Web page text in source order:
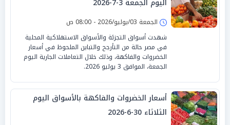
الجمعة 03/يوليو/2026 - 08:00 ص
شهدت أسواق التجزئة والأسواق الاستهلاكية المحلية
في مصر حالة من التأرجح والتباين الملحوظ في أسعار
الخضروات والفاكهة، وذلك خلال التعاملات الجارية اليوم
الجمعة، الموافق 3 يوليو 2026.
أسعار الخضروات والفاكهة بالأسواق اليوم
الثلاثاء 30-6-2026